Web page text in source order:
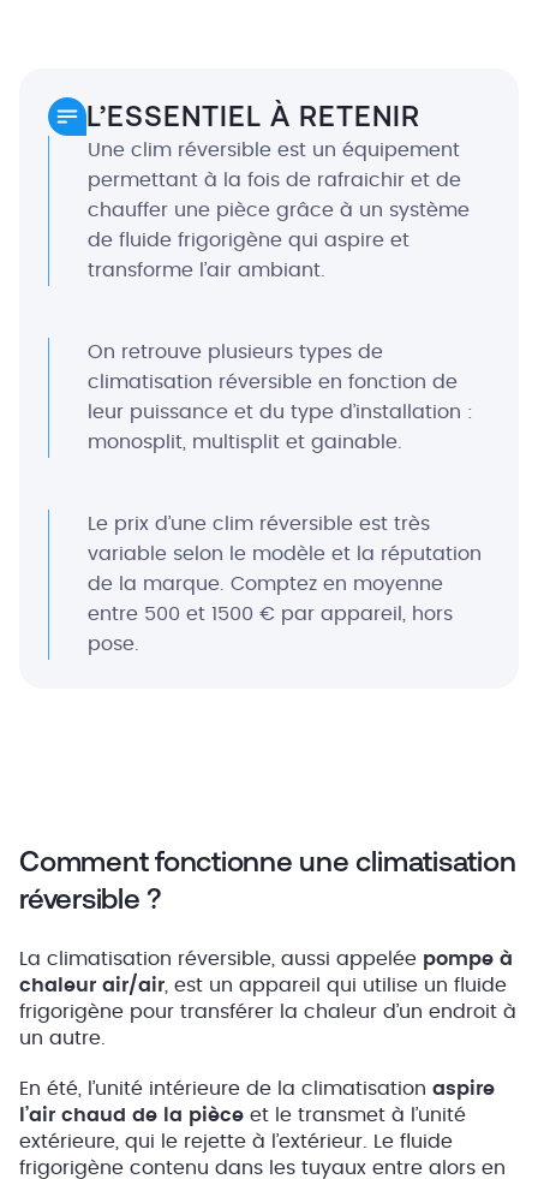
L’ESSENTIEL À RETENIR
Une clim réversible est un équipement
permettant à la fois de rafraichir et de
chauffer une pièce grâce à un système
de fluide frigorigène qui aspire et
transforme l’air ambiant.
On retrouve plusieurs types de
climatisation réversible en fonction de
leur puissance et du type d’installation :
monosplit, multisplit et gainable.
Le prix d’une clim réversible est très
variable selon le modèle et la réputation
de la marque. Comptez en moyenne
entre 500 et 1500 € par appareil, hors
pose.
Comment fonctionne une climatisation
réversible ?
La climatisation réversible, aussi appelée pompe à
chaleur air/air , est un appareil qui utilise un fluide
frigorigène pour transférer la chaleur d’un endroit à
un autre.
En été, l’unité intérieure de la climatisation aspire
l’air chaud de la pièce et le transmet à l’unité
extérieure, qui le rejette à l’extérieur. Le fluide
frigorigène contenu dans les tuyaux entre alors en